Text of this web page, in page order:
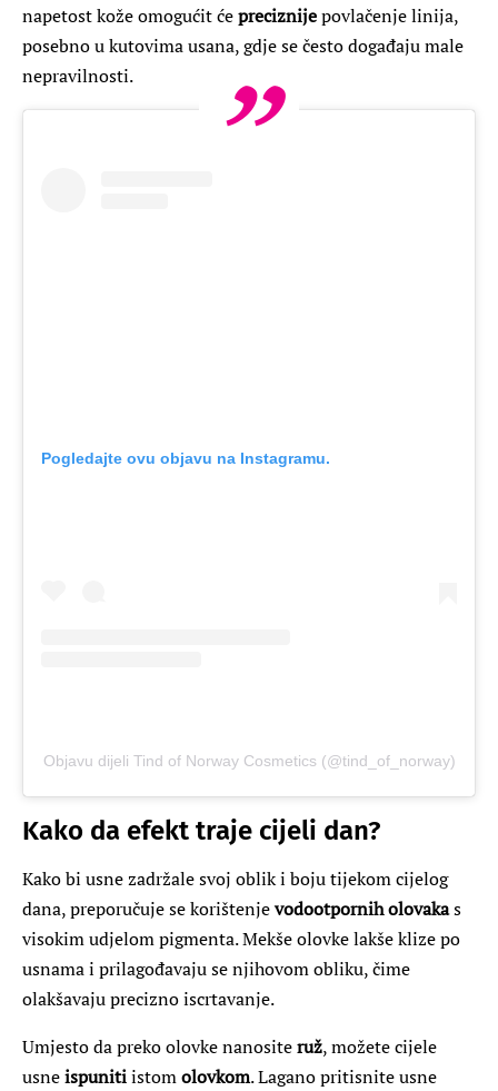
napetost kože omogućit ćepreciznijepovlačenje linija,
posebno u kutovima usana, gdje se često događaju male
nepravilnosti.
Pogledajte ovu objavu na Instagramu.
Objavu dijeli Tind of Norway Cosmetics (@tind_of_norway)
Kako da efekt traje cijeli dan?
Kako bi usne zadržale svoj oblik i boju tijekom cijelog
dana, preporučuje se korištenjevodootpornih olovakas
visokim udjelom pigmenta. Mekše olovke lakše klize po
usnama i prilagođavaju se njihovom obliku, čime
olakšavaju precizno iscrtavanje.
Umjesto da preko olovke nanositeruž, možete cijele
usneispunitiistomolovkom. Lagano pritisnite usne